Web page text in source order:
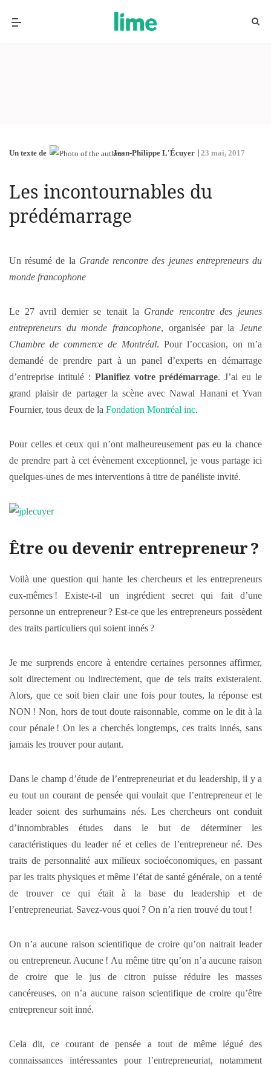
Un texte de Jean-Philippe L'Écuyer 23 mai, 2017
Les incontournables du
prédémarrage
Un résumé de la Grande rencontre des jeunes entrepreneurs du
monde francophone
Le 27 avril dernier se tenait la Grande rencontre des jeunes
entrepreneurs du monde francophone, organisée par laJeune
Chambre de commerce de Montréal. Pour l’occasion, on m’a
demandé de prendre part à un panel d’experts en démarrage
d’entreprise intitulé : Planifiez votre prédémarrage. J’ai eu le
grand plaisir de partager la scène avec Nawal Hanani et Yvan
Fournier, tous deux de la Fondation Montréal inc.
Pour celles et ceux qui n’ont malheureusement pas eu la chance
de prendre part à cet évènement exceptionnel, je vous partage ici
quelques-unes de mes interventions à titre de panéliste invité.
Être ou devenir entrepreneur?
Voilà une question qui hante les chercheurs et les entrepreneurs
eux-mêmes ! Existe-t-il un ingrédient secret qui fait d’une
personne un entrepreneur ? Est-ce que les entrepreneurs possèdent
des traits particuliers qui soient innés ?
Je me surprends encore à entendre certaines personnes affirmer,
soit directement ou indirectement, que de tels traits existeraient.
Alors, que ce soit bien clair une fois pour toutes, la réponse est
NON ! Non, hors de tout doute raisonnable, comme on le dit à la
cour pénale ! On les a cherchés longtemps, ces traits innés, sans
jamais les trouver pour autant.
Dans le champ d’étude de l’entrepreneuriat et du leadership, il y a
eu tout un courant de pensée qui voulait que l’entrepreneur et le
leader soient des surhumains nés. Les chercheurs ont conduit
d’innombrables études dans le but de déterminer les
caractéristiques du leader né et celles de l’entrepreneur né. Des
traits de personnalité aux milieux socioéconomiques, en passant
par les traits physiques et même l’état de santé générale, on a tenté
de trouver ce qui était à la base du leadership et de
l’entrepreneuriat. Savez-vous quoi ? On n’a rien trouvé du tout !
On n’a aucune raison scientifique de croire qu’on naitrait leader
ou entrepreneur. Aucune ! Au même titre qu’on n’a aucune raison
de croire que le jus de citron puisse réduire les masses
cancéreuses, on n’a aucune raison scientifique de croire qu’être
entrepreneur soit inné.
Cela dit, ce courant de pensée a tout de même légué des
connaissances intéressantes pour l’entrepreneuriat, notamment